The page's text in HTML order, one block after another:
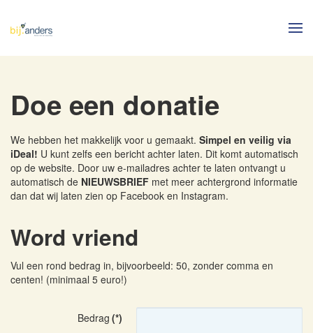
Skip to main content
Doe een donatie
We hebben het makkelijk voor u gemaakt. Simpel en veilig via
iDeal! U kunt zelfs een bericht achter laten. Dit komt automatisch
op de website. Door uw e-mailadres achter te laten ontvangt u
automatisch de NIEUWSBRIEF met meer achtergrond informatie
dan dat wij laten zien op Facebook en Instagram.
Word vriend
Vul een rond bedrag in, bijvoorbeeld: 50, zonder comma en
centen! (minimaal 5 euro!)
Bedrag (*)